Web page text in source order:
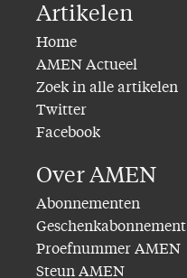
Artikelen
Home
AMEN Actueel
Zoek in alle artikelen
Twitter
Facebook
Over AMEN
Abonnementen
Geschenkabonnement
Proefnummer AMEN
Steun AMEN